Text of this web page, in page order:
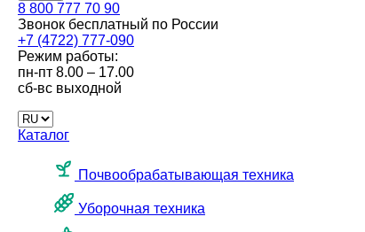
8 800 777 70 90
Звонок бесплатный по России
+7 (4722) 777-090
Режим работы:
пн-пт 8.00 – 17.00
сб-вс выходной
Каталог
Почвообрабатывающая техника
Уборочная техника